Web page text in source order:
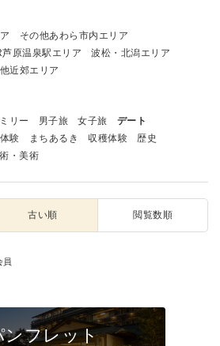
その他あわら市内エリア
芦原温泉駅エリア
波松・北潟エリア
近郊エリア
リー 男子旅 女子旅
デート
験 まちあるき 収穫体験
歴史
・美術
古い順 閲覧数順
員
ンフレット